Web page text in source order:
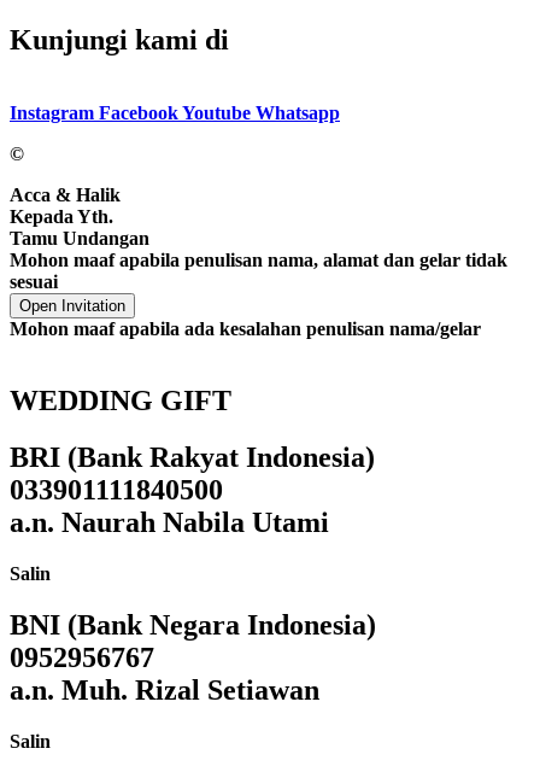
Kunjungi kami di
Instagram FacebookYoutube Whatsapp
©
Acca & Halik
Kepada Yth.
Tamu Undangan
Mohon maaf apabila penulisan nama, alamat dan gelar tidak
sesuai
Open Invitation
Mohon maaf apabila ada kesalahan penulisan nama/gelar
WEDDING GIFT
BRI (Bank Rakyat Indonesia)
033901111840500
a.n. Naurah Nabila Utami
Salin
BNI (Bank Negara Indonesia)
0952956767
a.n. Muh. Rizal Setiawan
Salin